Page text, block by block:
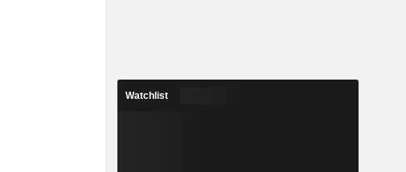
Watchlist